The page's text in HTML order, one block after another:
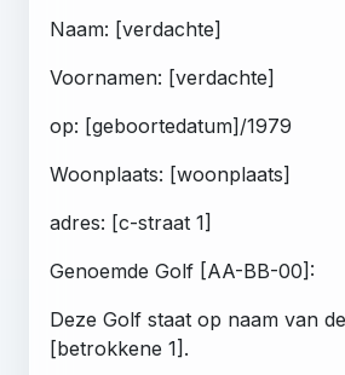
Naam: [verdachte]
Voornamen: [verdachte]
op: [geboortedatum]/1979
Woonplaats: [woonplaats]
adres: [c-straat 1]
Genoemde Golf [AA-BB-00]:
Deze Golf staat op naam van
[betrokkene 1].